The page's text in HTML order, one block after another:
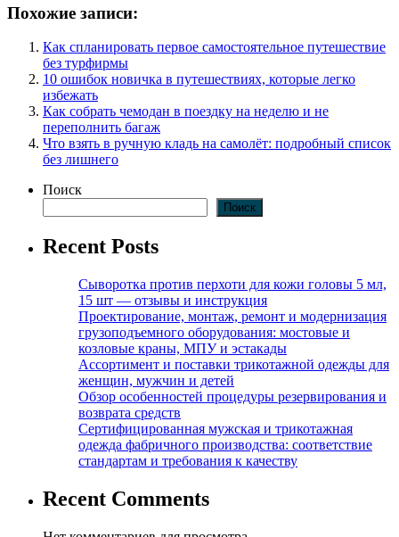
Похожие записи:
Как спланировать первое самостоятельное путешествие
без турфирмы
10 ошибок новичка в путешествиях, которые легко
избежать
Как собрать чемодан в поездку на неделю и не
переполнить багаж
Что взять в ручную кладь на самолёт: подробный список
без лишнего
Поиск
Поиск
Recent Posts
Сыворотка против перхоти для кожи головы 5 мл,
15 шт — отзывы и инструкция
Проектирование, монтаж, ремонт и модернизация
грузоподъемного оборудования: мостовые и
козловые краны, МПУ и эстакады
Ассортимент и поставки трикотажной одежды для
женщин, мужчин и детей
Обзор особенностей процедуры резервирования и
возврата средств
Сертифицированная мужская и трикотажная
одежда фабричного производства: соответствие
стандартам и требования к качеству
Recent Comments